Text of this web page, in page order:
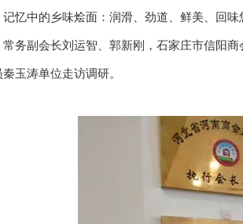
中的乡味烩面：润滑、劲道、鲜美、回味
常务副会长刘运智、郭新刚，石家庄市信阳
玉涛单位走访调研。